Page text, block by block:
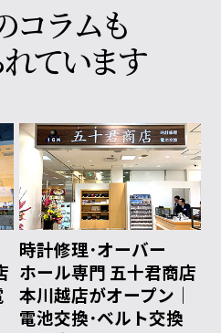
コラムも
れています
時計修理･オーバー
ホール専門 五十君商店
本川越店がオープン｜
電池交換･ベルト交換